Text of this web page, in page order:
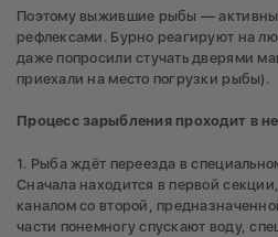
Поэтому выжившие рыбы —
рефлексами. Бурно реагируют на
даже попросили стучать дверями
приехали на место погрузки рыбы).
Процесс зарыбления проходит в
1. Рыба ждёт переезда в
Сначала находится в первой
каналом со второй,
части понемногу спускают воду,